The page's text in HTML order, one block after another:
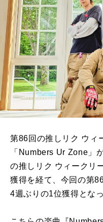
第86回の推しリク ウィ
「Numbers Ur Zone」
の推しリク ウィークリ
獲得を経て、今回の第
4週ぶりの1位獲得となっ